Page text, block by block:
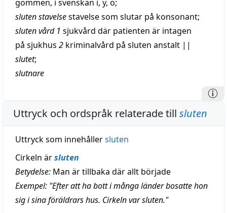
gommen, i svenskan i, y, o;
slutenstavelsestavelsesom slutar på konsonant;
slutenvård1 sjukvård där patienten är intagen
på sjukhus 2 kriminalvård på sluten anstalt ||
slutet;
slutnare
Uttryck och ordspråk relaterade till sluten
Uttryck som innehållersluten
Cirkeln ärsluten
Betydelse: Man är tillbaka där allt började
Exempel: "Efter att ha bott i många länder bosatte hon
sig i sina föräldrars hus. Cirkeln var sluten."